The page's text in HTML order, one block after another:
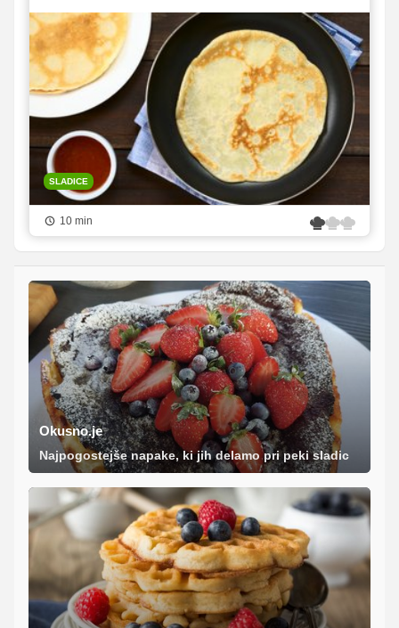
SLADICE
10 min
Okusno.je
Najpogostejše napake, ki jih delamo pri peki sladic